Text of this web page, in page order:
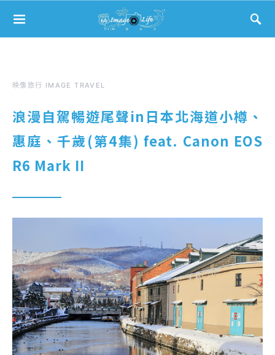
Search for:
映像旅行 IMAGE TRAVEL
浪漫自駕暢遊尾聲in日本北海道小樽、
惠庭、千歲(第4集) feat. Canon EOS
R6 Mark II